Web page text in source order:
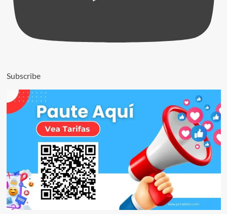
Subscribe